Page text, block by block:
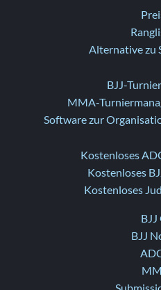
Alternative zu
BJJ-
MMA-
Software zur
Kostenloses
Kostenloses
Kostenloses
BJJ
BJJ